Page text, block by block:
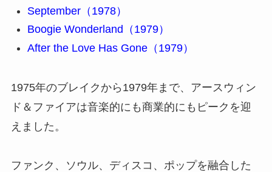
September（1978）
Boogie Wonderland（1979）
After the Love Has Gone（1979）
1975年のブレイクから1979年まで、アースウィン
ド＆ファイアは音楽的にも商業的にもピークを迎
えました。
ファンク、ソウル、ディスコ、ポップを融合した